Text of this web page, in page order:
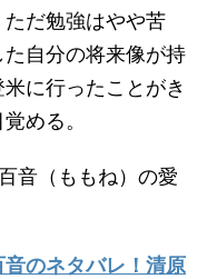
だ勉強はやや苦
自分の将来像が持
に行ったことがき
める。
音（ももね）の愛
のネタバレ！清原